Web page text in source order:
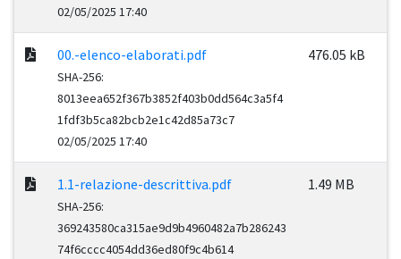
02/05/2025 17:40
00.-elenco-elaborati.pdf
SHA-256:
8013eea652f367b3852f403b0dd564c3a5f4
1fdf3b5ca82bcb2e1c42d85a73c7
02/05/2025 17:40
476.05 kB
1.1-relazione-descrittiva.pdf
SHA-256:
369243580ca315ae9d9b4960482a7b286243
74f6cccc4054dd36ed80f9c4b614
1.49 MB